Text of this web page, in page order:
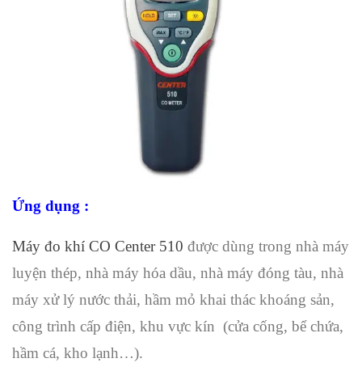
Ứng dụng :
Máy đo khí CO Center 510 được dùng trong nhà máy
luyện thép, nhà máy hóa dầu, nhà máy đóng tàu, nhà
máy xử lý nước thải, hầm mỏ khai thác khoáng sản,
công trình cấp điện, khu vực kín (cửa cống, bể chứa,
hầm cá, kho lạnh…).